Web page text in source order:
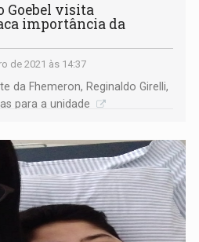
Goebel visita
importância da
de 2021 às 14:37
da Fhemeron, Reginaldo Girelli,
para a unidade